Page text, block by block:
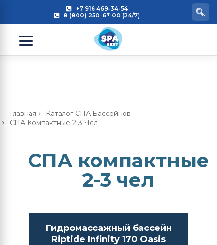
+7 916 469-34-54
8 (800) 250-67-00 (24/7)
Главная
Каталог СПА Бассейнов
СПА Компактные 2-3 Чел
СПА компактные
2-3 чел
Гидромассажный бассейн
Riptide Infinity 170 Oasis